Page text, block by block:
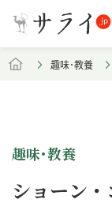
趣味･教養
趣味･教養
ショーン